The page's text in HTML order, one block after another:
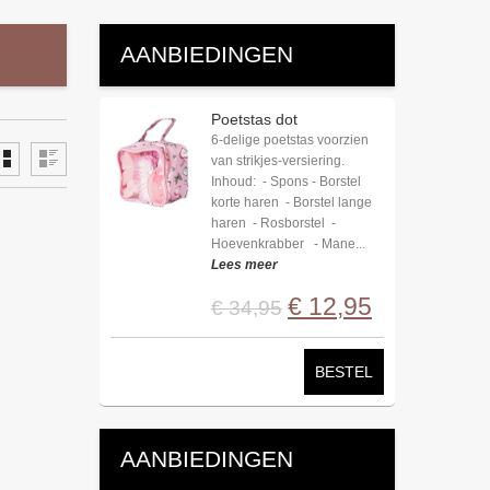
AANBIEDINGEN
Poetstas dot
6-delige poetstas voorzien
van strikjes-versiering.
Inhoud: - Spons - Borstel
korte haren - Borstel lange
haren - Rosborstel -
Hoevenkrabber - Mane...
Lees meer
€ 34,95 € 12,95
BESTEL
AANBIEDINGEN